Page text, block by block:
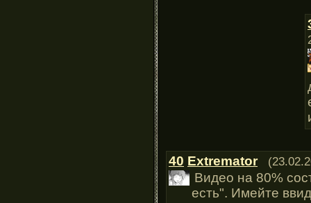
40 Extremator
Видео на 80%
есть". Имейте